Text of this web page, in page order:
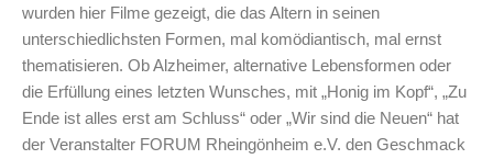
wurden hier Filme gezeigt, die das Altern in seinen
unterschiedlichsten Formen, mal komödiantisch, mal ernst
thematisieren. Ob Alzheimer, alternative Lebensformen oder
die Erfüllung eines letzten Wunsches, mit „Honig im Kopf“, „Zu
Ende ist alles erst am Schluss“ oder „Wir sind die Neuen“ hat
der Veranstalter FORUM Rheingönheim e.V. den Geschmack